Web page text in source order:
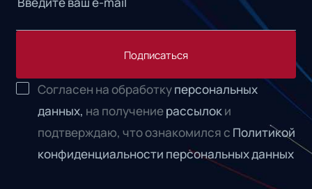
Подписаться
Согласен на обработкуперсональных
данных, на получениерассылоки
подтверждаю, что ознакомился с Политикой
конфиденциальности персональных данных